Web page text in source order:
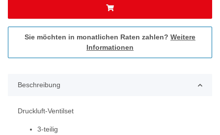
Sie möchten in monatlichen Raten zahlen? Weitere
Informationen
Beschreibung
Druckluft-Ventilset
3-teilig